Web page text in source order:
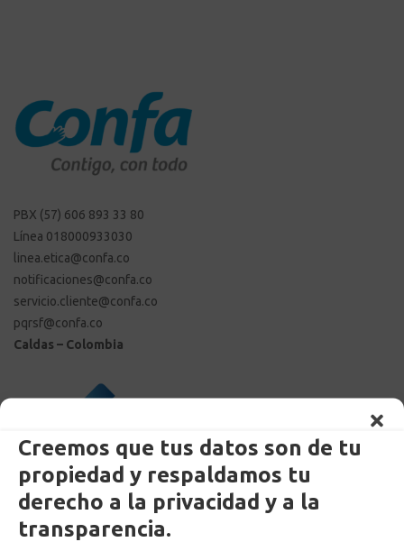
Creemos que tus datos son de tu
propiedad y respaldamos tu
derecho a la privacidad y a la
transparencia.
PBX (57) 606 893 33 80
Línea 018000933030
linea.etica@confa.co
notificaciones@confa.co
servicio.cliente@confa.co
pqrsf@confa.co
Caldas – Colombia
Enlaces Externos Personas